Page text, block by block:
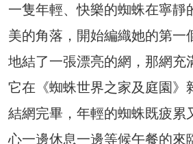
一隻年輕、快樂的蜘蛛在寧靜
美的角落，開始編織她的第一
地結了一張漂亮的網，那網充
它在《蜘蛛世界之家及庭園》
結網完畢，年輕的蜘蛛既疲累
心一邊休息一邊等候午餐的來